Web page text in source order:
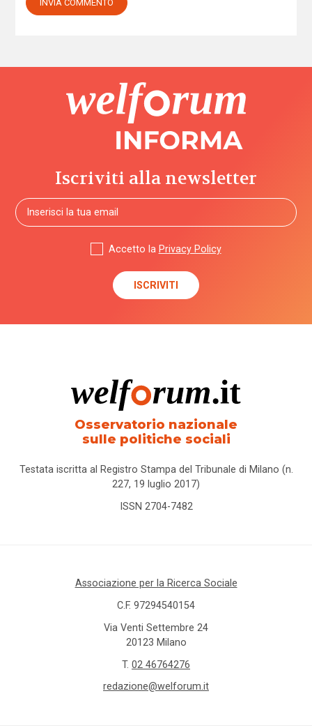
Iscriviti alla newsletter
Accetto la Privacy Policy
Osservatorio nazionale
sulle politiche sociali
Testata iscritta al Registro Stampa del Tribunale di Milano (n.
227, 19 luglio 2017)
ISSN 2704-7482
Associazione per la Ricerca Sociale
C.F. 97294540154
Via Venti Settembre 24
20123 Milano
T. 02 46764276
redazione@welforum.it